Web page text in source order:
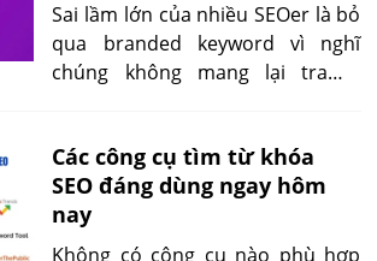
Sai lầm lớn của nhiều SEOer là bỏ
qua branded keyword vì nghĩ
chúng không mang lại traffic.
tưởng của khách hàng và là tín
hiệu mạnh mẽ để Google đánh
giá độ uy tín.
Các công cụ tìm từ khóa
SEO đáng dùng ngay hôm
nay
Không có công cụ nào phù hợp